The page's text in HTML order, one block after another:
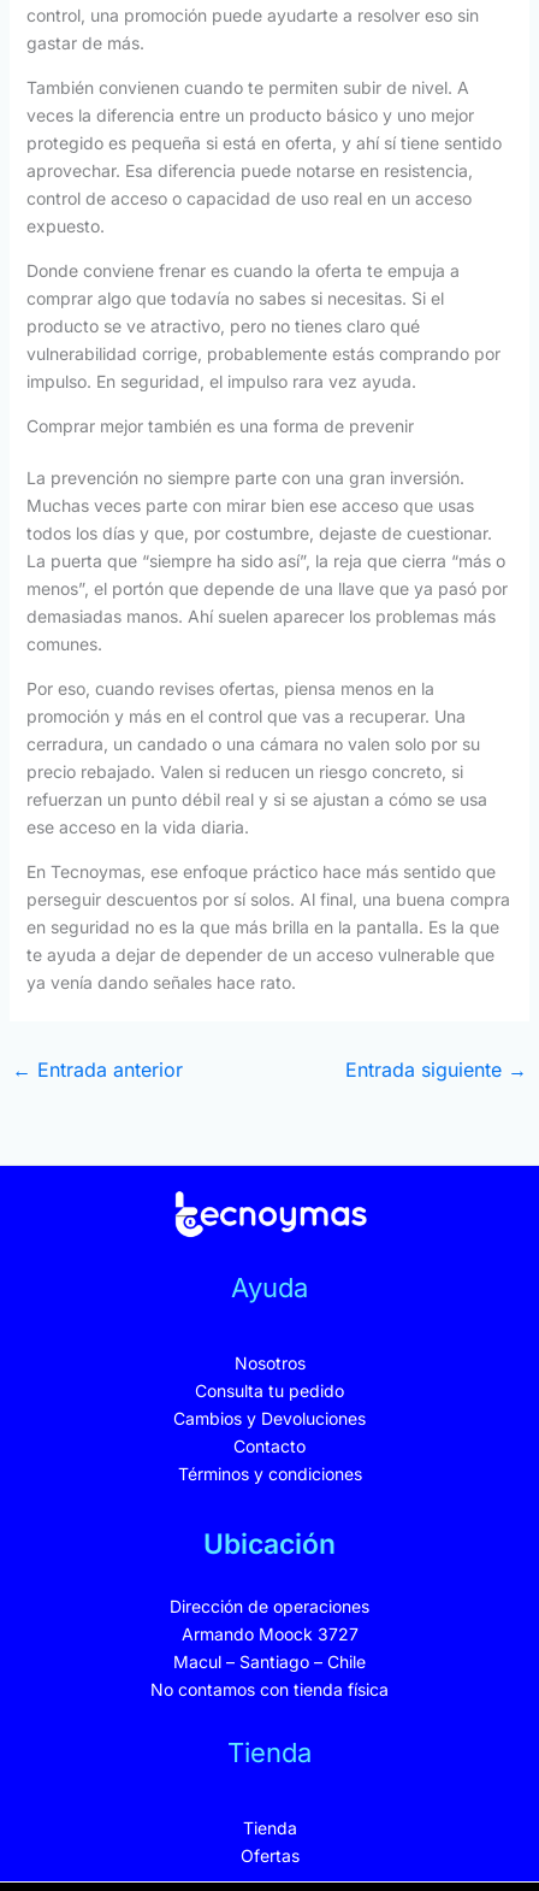
control, una promoción puede ayudarte a resolver eso sin
gastar de más.
También convienen cuando te permiten subir de nivel. A
veces la diferencia entre un producto básico y uno mejor
protegido es pequeña si está en oferta, y ahí sí tiene sentido
aprovechar. Esa diferencia puede notarse en resistencia,
control de acceso o capacidad de uso real en un acceso
expuesto.
Donde conviene frenar es cuando la oferta te empuja a
comprar algo que todavía no sabes si necesitas. Si el
producto se ve atractivo, pero no tienes claro qué
vulnerabilidad corrige, probablemente estás comprando por
impulso. En seguridad, el impulso rara vez ayuda.
Comprar mejor también es una forma de prevenir
La prevención no siempre parte con una gran inversión.
Muchas veces parte con mirar bien ese acceso que usas
todos los días y que, por costumbre, dejaste de cuestionar.
La puerta que “siempre ha sido así”, la reja que cierra “más o
menos”, el portón que depende de una llave que ya pasó por
demasiadas manos. Ahí suelen aparecer los problemas más
comunes.
Por eso, cuando revises ofertas, piensa menos en la
promoción y más en el control que vas a recuperar. Una
cerradura, un candado o una cámara no valen solo por su
precio rebajado. Valen si reducen un riesgo concreto, si
refuerzan un punto débil real y si se ajustan a cómo se usa
ese acceso en la vida diaria.
En Tecnoymas, ese enfoque práctico hace más sentido que
perseguir descuentos por sí solos. Al final, una buena compra
en seguridad no es la que más brilla en la pantalla. Es la que
te ayuda a dejar de depender de un acceso vulnerable que
ya venía dando señales hace rato.
← Entrada anterior Entrada siguiente →
Ayuda
Nosotros
Consulta tu pedido
Cambios y Devoluciones
Contacto
Términos y condiciones
Ubicación
Dirección de operaciones
Armando Moock 3727
Macul – Santiago – Chile
No contamos con tienda física
Tienda
Tienda
Ofertas